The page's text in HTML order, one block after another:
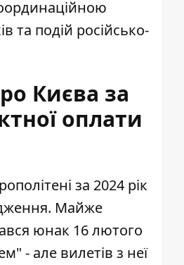
та подій російсько-
Києва за
оплати
за 2024 рік
Майже
юнак 16 лютого
- але вилетів з неї